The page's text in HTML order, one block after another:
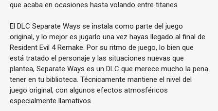
que acaba en ocasiones hasta volando entre titanes.
El DLC Separate Ways se instala como parte del juego
original, y lo mejor es jugarlo una vez hayas llegado al final de
Resident Evil 4 Remake. Por su ritmo de juego, lo bien que
está tratado el personaje y las situaciones nuevas que
plantea, Separate Ways es un DLC que merece mucho la pena
tener en tu biblioteca. Técnicamente mantiene el nivel del
juego original, con algunos efectos atmosféricos
especialmente llamativos.